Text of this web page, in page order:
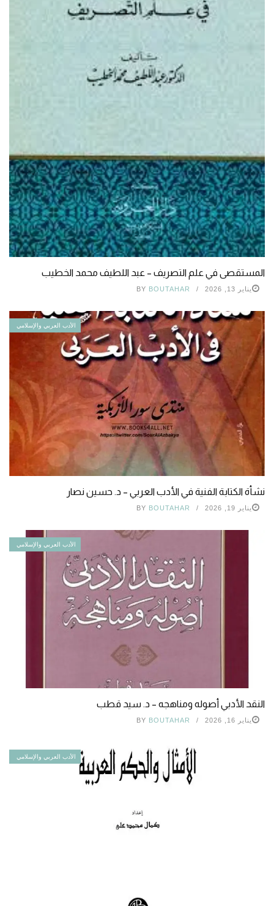
المستقصى في علم التصريف – عبد اللطيف محمد الخطيب
يناير 13, 2026 BY BOUTAHAR
الأدب العربي والإسلامي
نشأة الكتابة الفنية في الأدب العربي – د. حسين نصار
يناير 19, 2026 BY BOUTAHAR
الأدب العربي والإسلامي
النقد الأدبي أصوله ومناهجه – د. سيد قطب
يناير 16, 2026 BY BOUTAHAR
الأدب العربي والإسلامي